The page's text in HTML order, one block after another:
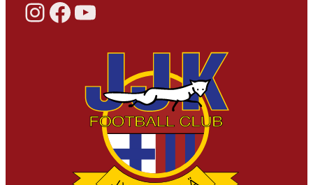
InstagramFacebook YouTube